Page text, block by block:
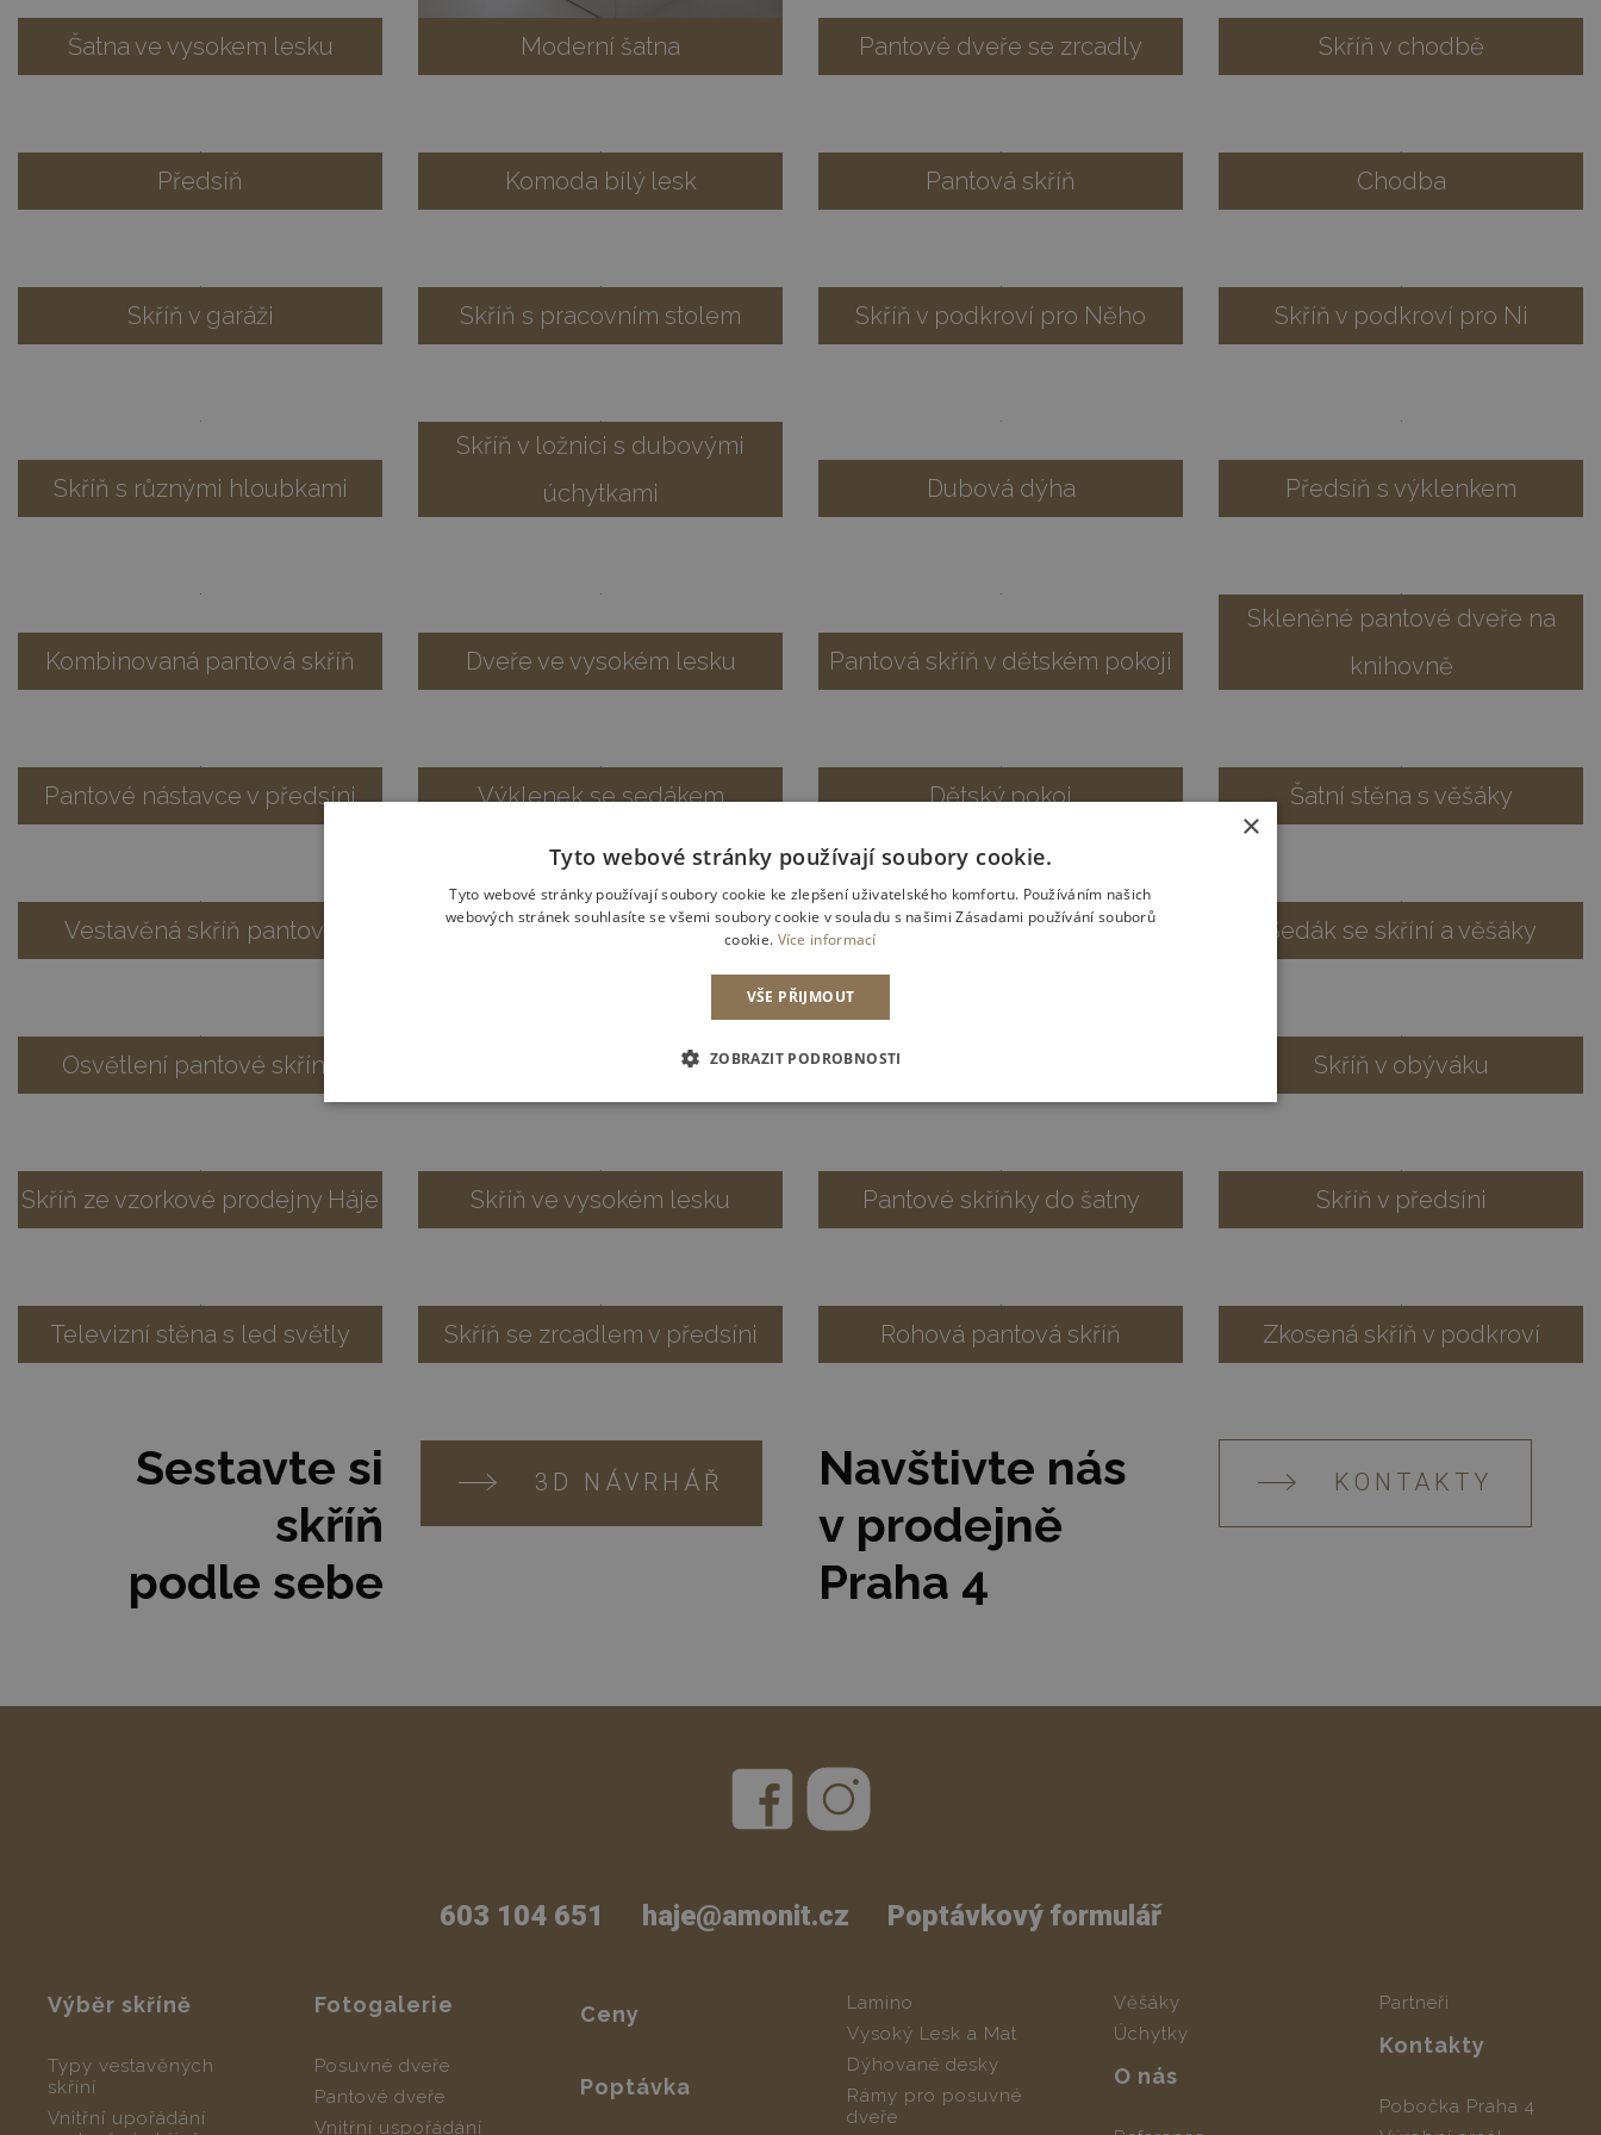
Šatna ve vysokem lesku Moderní šatna Pantové dveře se zrcadly Skříň v chodbě
Předsíň Komoda bílý lesk Pantová skříň Chodba
Skříň v garáži Skříň s pracovním stolem Skříň v podkroví pro Něho Skříň v podkroví pro Ni
Skříň s různými hloubkami
Skříň v ložnici s dubovými
úchytkami
Dubová dýha Předsíň s výklenkem
Kombinovaná pantová skříň Dveře ve vysokém lesku Pantová skříň v dětském pokoji
Skleněné pantové dveře na
knihovně
Pantové nástavce v předsíni Výklenek se sedákem Dětský pokoj Šatní stěna s věšáky
Vestavěná skříň pantová Skříň s výklenkem Vestavěná skříň v chodbě Sedák se skříní a věšáky
Osvětlení pantové skříně Skříň v obýváku
Skříň ze vzorkové prodejny Háje Skříň ve vysokém lesku Pantové skříňky do šatny Skříň v předsíni
Televizní stěna s led světly Skříň se zrcadlem v předsíni Rohová pantová skříň Zkosená skříň v podkroví
Sestavte si
skříň
podle sebe
3D NÁVRHÁŘ
Navštivte nás
v prodejně
Praha 4
KONTAKTY
603 104 651 haje@amonit.cz Poptávkový formulář
Výběr skříně
Typy vestavěných
skříní
Vnitřní upořádání
Fotogalerie
Posuvné dveře
Pantové dveře
Vnitřní uspořádání
Ceny
Poptávka
Lamino
Vysoký Lesk a Mat
Dýhované desky
Rámy pro posuvné
dveře
Věšáky
Úchytky
O nás
Partneři
Kontakty
Pobočka Praha 4
×
Tyto webové stránky používají soubory cookie.
Tyto webové stránky používají soubory cookie ke zlepšení uživatelského komfortu. Používáním našich
webových stránek souhlasíte se všemi soubory cookie v souladu s našimi Zásadami používání souborů
cookie. Více informací
VŠE PŘIJMOUT
ZOBRAZIT PODROBNOSTI